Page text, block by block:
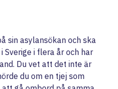
sin asylansökan och ska
Sverige i flera år och har
Du vet att det inte är
du om en tjej som